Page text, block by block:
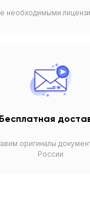
Бесплатная
оригиналы
России